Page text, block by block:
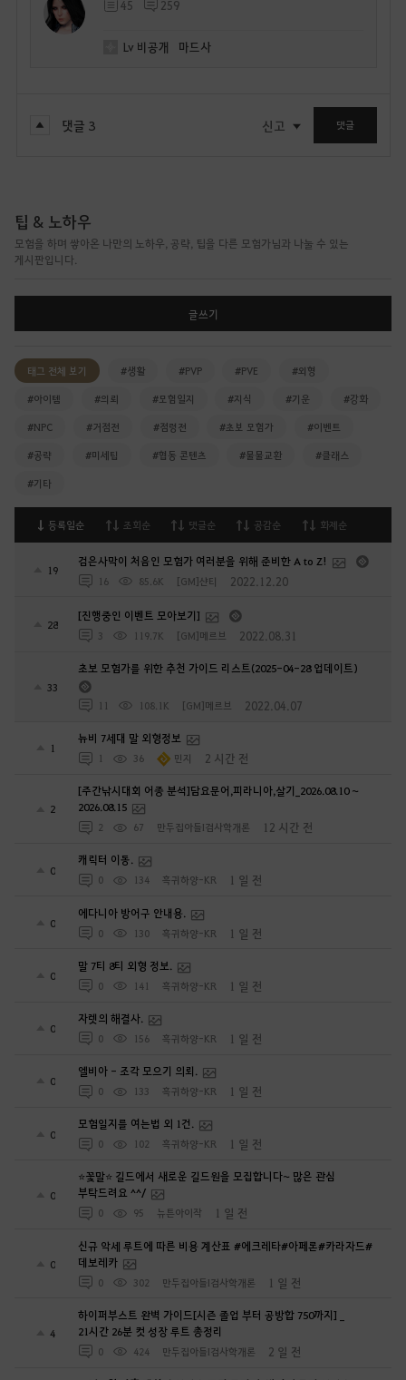
45 259
Lv 비공개 마드사
댓글 3 신고 댓글
팁 & 노하우
모험을 하며 쌓아온 나만의 노하우, 공략, 팁을 다른 모험가님과 나눌 수 있는
게시판입니다.
글쓰기
태그 전체 보기 #생활 #PVP #PVE #외형
#아이템 #의뢰 #모험일지 #지식 #기운 #강화
#NPC #거점전 #점령전 #초보 모험가 #이벤트
#공략 #미세팁 #협동 콘텐츠 #물물교환 #클래스
#기타
등록일순 조회순 댓글순 공감순 화제순
19
검은사막이 처음인 모험가 여러분을 위해 준비한 A to Z!
16 85.6K [GM]샨티 2022.12.20
28
[진행중인 이벤트 모아보기]
3 119.7K [GM]메르브 2022.08.31
33
초보 모험가를 위한 추천 가이드 리스트(2025-04-28 업데이트)
11 108.1K [GM]메르브 2022.04.07
1
뉴비 7세대 말 외형정보
1 36 민지 2 시간 전
2
[주간낚시대회 어종 분석]담요문어,피라니아,살기_2026.08.10 ~
2026.08.15
2 67 만두집아들I검사학개론 12 시간 전
0
캐릭터 이동.
0 134 흑귀하양-KR 1 일 전
0
에다니아 방어구 안내용.
0 130 흑귀하양-KR 1 일 전
0
말 7티 8티 외형 정보.
0 141 흑귀하양-KR 1 일 전
0
자렛의 해결사.
0 156 흑귀하양-KR 1 일 전
0
엘비아 - 조각 모으기 의뢰.
0 133 흑귀하양-KR 1 일 전
0
모험일지를 여는법 외 1건.
0 102 흑귀하양-KR 1 일 전
0
⭐꽃말⭐ 길드에서 새로운 길드원을 모집합니다~ 많은 관심
부탁드려요 ^^/
0 95 뉴튼아이작 1 일 전
0
신규 악세 루트에 따른 비용 계산표 #에크레타#아페론#카라자드#
데보레카
0 302 만두집아들I검사학개론 1 일 전
4
하이퍼부스트 완벽 가이드[시즌 졸업 부터 공방합 750까지] _
21시간 26분 컷 성장 루트 총정리
0 424 만두집아들I검사학개론 2 일 전